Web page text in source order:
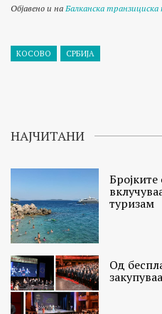
Објавено и на Балканска транзициска
КОСОВО СРБИЈА
НАЈЧИТАНИ
Бројките
туризам
Од